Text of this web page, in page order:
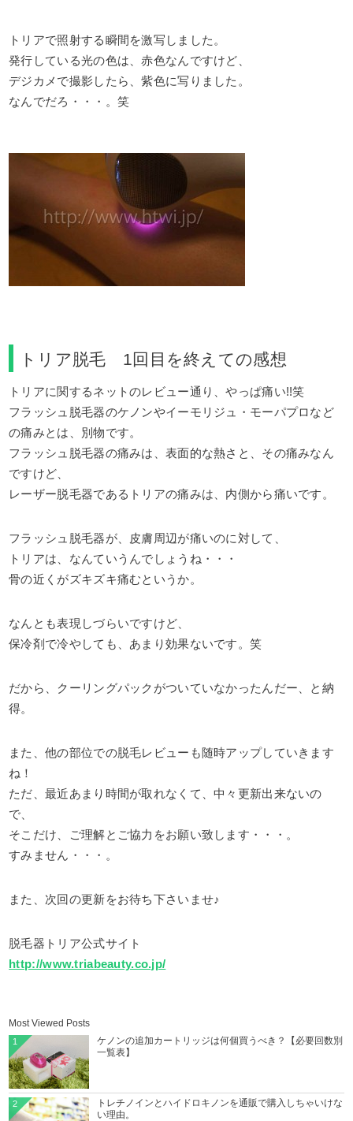
トリアで照射する瞬間を激写しました。
発行している光の色は、赤色なんですけど、
デジカメで撮影したら、紫色に写りました。
なんでだろ・・・。笑
トリア脱毛 1回目を終えての感想
トリアに関するネットのレビュー通り、やっぱ痛い!!笑
フラッシュ脱毛器のケノンやイーモリジュ・モーパプロなど
の痛みとは、別物です。
フラッシュ脱毛器の痛みは、表面的な熱さと、その痛みなん
ですけど、
レーザー脱毛器であるトリアの痛みは、内側から痛いです。
フラッシュ脱毛器が、皮膚周辺が痛いのに対して、
トリアは、なんていうんでしょうね・・・
骨の近くがズキズキ痛むというか。
なんとも表現しづらいですけど、
保冷剤で冷やしても、あまり効果ないです。笑
だから、クーリングパックがついていなかったんだー、と納
得。
また、他の部位での脱毛レビューも随時アップしていきます
ね！
ただ、最近あまり時間が取れなくて、中々更新出来ないの
で、
そこだけ、ご理解とご協力をお願い致します・・・。
すみません・・・。
また、次回の更新をお待ち下さいませ♪
脱毛器トリア公式サイト
http://www.triabeauty.co.jp/
Most Viewed Posts
ケノンの追加カートリッジは何個買うべき？【必要回数別
一覧表】
1
トレチノインとハイドロキノンを通販で購入しちゃいけな
い理由。
2